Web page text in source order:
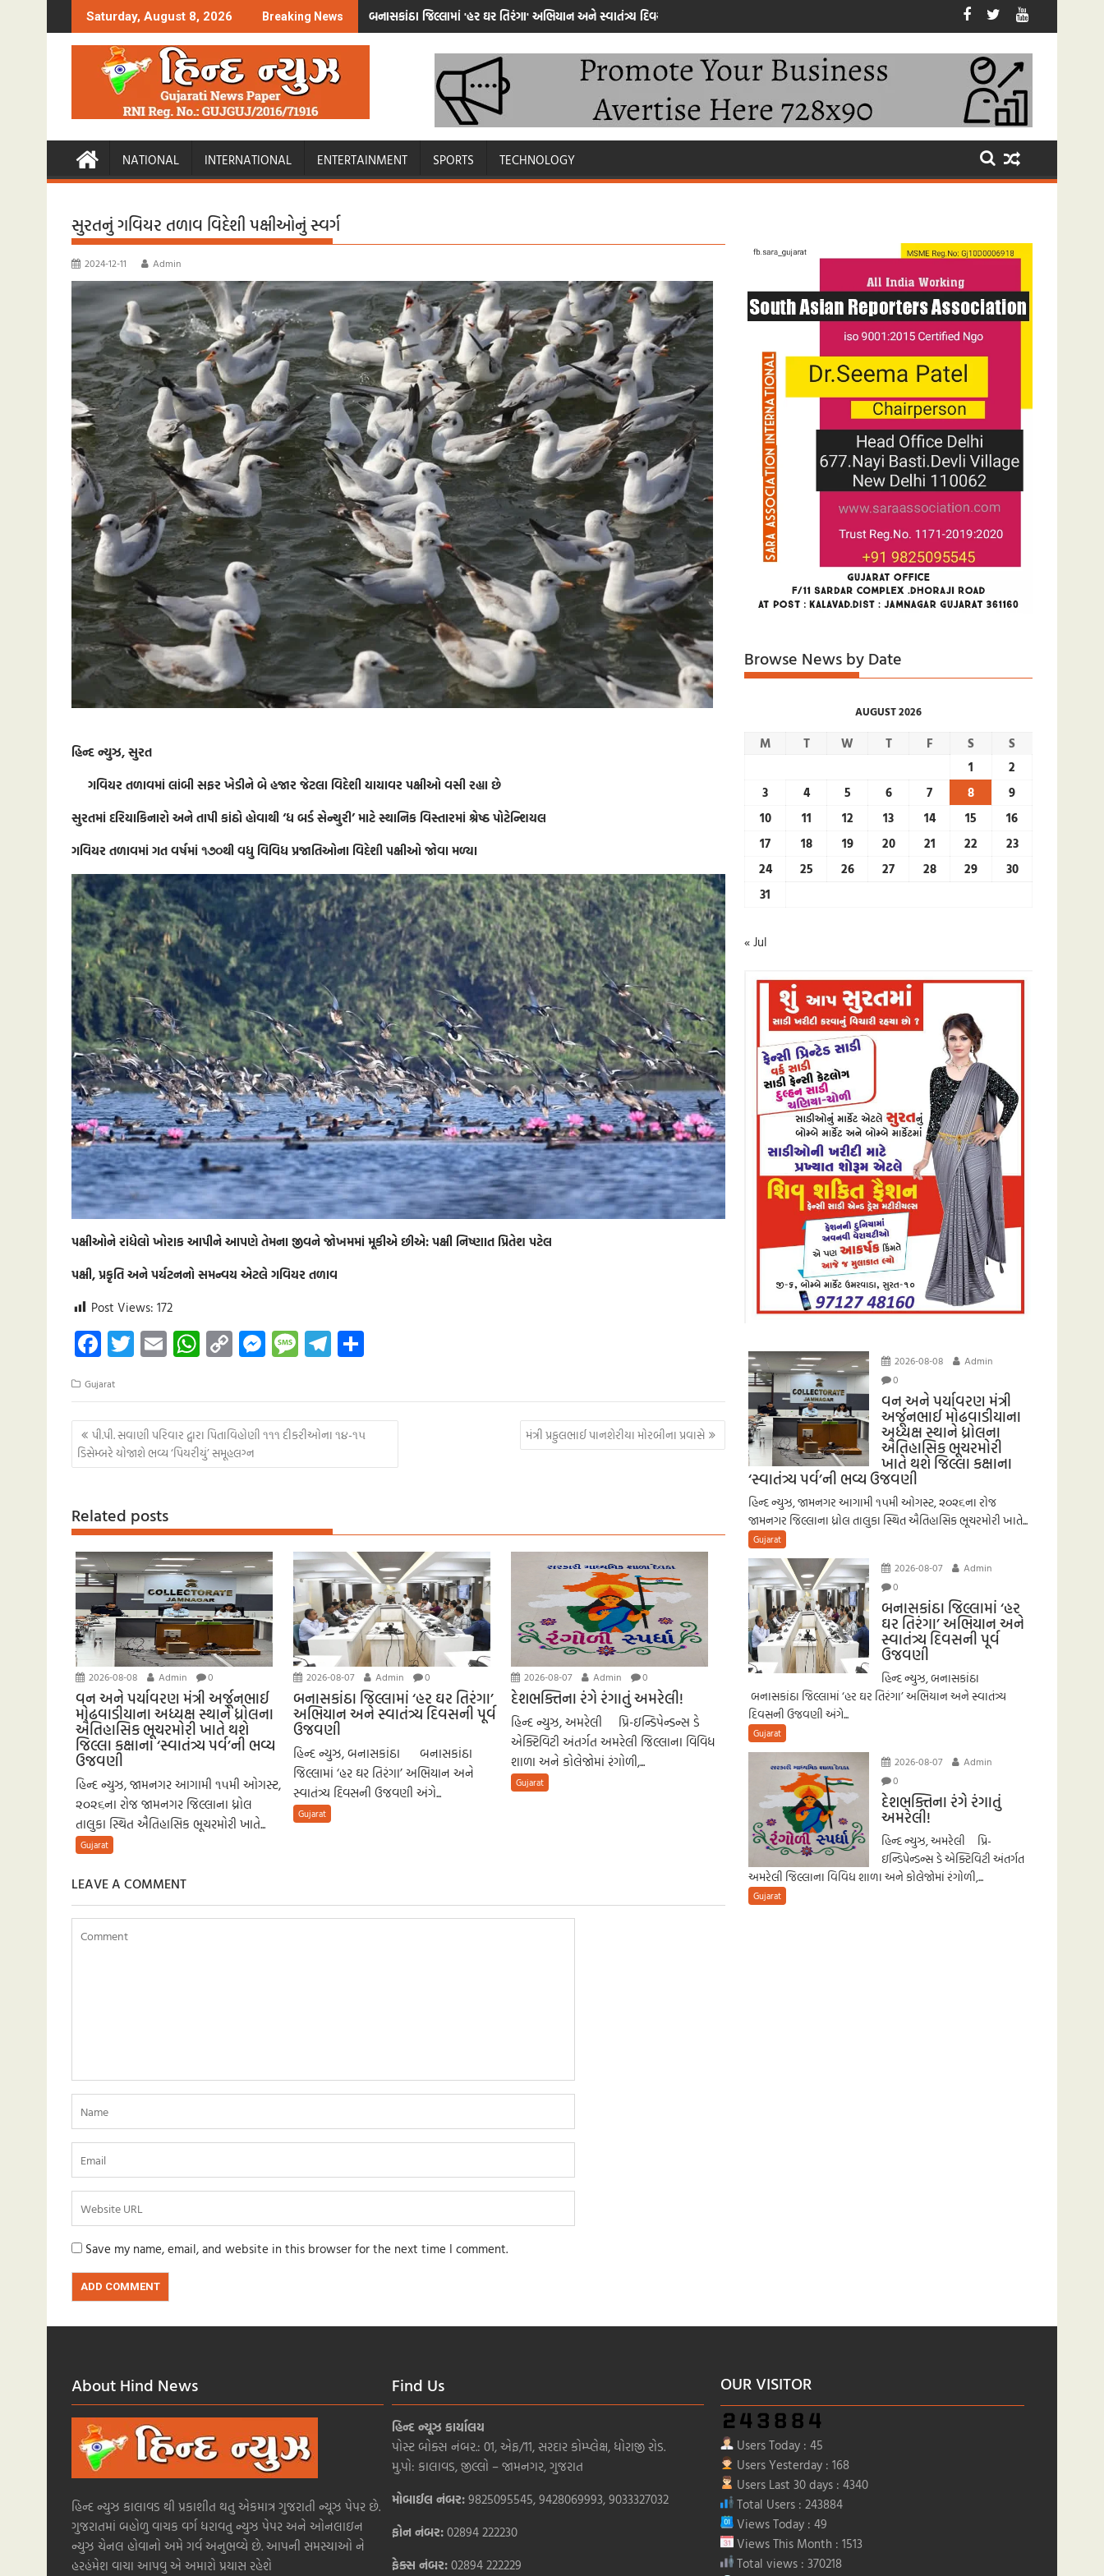
to
content
Saturday, August 8, 2026 Breaking News બનાસકાંઠા જિલ્લામાં 'હર ઘર તિરંગા' અભિયાન અને સ્વાતંત્ર્ય દિવસની પૂર્વ ઉજવણી
NATIONAL INTERNATIONAL ENTERTAINMENT SPORTS TECHNOLOGY
સુરતનું ગવિયર તળાવ વિદેશી પક્ષીઓનું સ્વર્ગ
2024-12-11 Admin
હિન્દ ન્યુઝ, સુરત
ગવિયર તળાવમાં લાંબી સફર ખેડીને બે હજાર જેટલા વિદેશી યાયાવર પક્ષીઓ વસી રહ્યા છે
સુરતમાં દરિયાકિનારો અને તાપી કાંઠો હોવાથી ‘ધ બર્ડ સેન્ચુરી’ માટે સ્થાનિક વિસ્તારમાં શ્રેષ્ઠ પોટેન્શિયલ
ગવિયર તળાવમાં ગત વર્ષમાં ૧૭૦થી વધુ વિવિધ પ્રજાતિઓના વિદેશી પક્ષીઓ જોવા મળ્યા
પક્ષીઓને રાંધેલો ખોરાક આપીને આપણે તેમના જીવને જોખમમાં મૂકીએ છીએ: પક્ષી નિષ્ણાત પ્રિતેશ પટેલ
પક્ષી, પ્રકૃતિ અને પર્યટનનો સમન્વય એટલે ગવિયર તળાવ
Post Views: 172
Fa
ce
b
o
o
k
T
wi
tt
er
E
m
ail
W
h
at
s
A
p
C
o
p
y
Li
nk
M
es
se
n
g
er
M
es
sa
g
e
Te
le
gr
a
m
ar
e
Gujarat
Post
navigation
પી.પી. સવાણી પરિવાર દ્વારા પિતાવિહોણી ૧૧૧ દીકરીઓના ૧૪-૧૫
ડિસેમ્બરે યોજાશે ભવ્ય ‘પિયરીયું’ સમૂહલગ્ન
મંત્રી પ્રફુલભાઈ પાનશેરીયા મોરબીના પ્રવાસે
Related posts
2026-08-08 Admin 0
વન અને પર્યાવરણ મંત્રી અર્જૂનભાઈ
મોઢવાડીયાના અધ્યક્ષ સ્થાને ધ્રોલના
ઐતિહાસિક ભૂચરમોરી ખાતે થશે
જિલ્લા કક્ષાના ‘સ્વાતંત્ર્ય પર્વ’ની ભવ્ય
ઉજવણી
હિન્દ ન્યુઝ, જામનગર આગામી ૧૫મી ઓગસ્ટ,
૨૦૨૬ના રોજ જામનગર જિલ્લાના ધ્રોલ
તાલુકા સ્થિત ઐતિહાસિક ભૂચરમોરી ખાતે...
Gujarat
2026-08-07 Admin 0
બનાસકાંઠા જિલ્લામાં ‘હર ઘર તિરંગા’
અભિયાન અને સ્વાતંત્ર્ય દિવસની પૂર્વ
ઉજવણી
હિન્દ ન્યુઝ, બનાસકાંઠા બનાસકાંઠા
જિલ્લામાં ‘હર ઘર તિરંગા’ અભિયાન અને
સ્વાતંત્ર્ય દિવસની ઉજવણી અંગે...
Gujarat
2026-08-07 Admin 0
દેશભક્તિના રંગે રંગાતું અમરેલી!
હિન્દ ન્યુઝ, અમરેલી પ્રિ-ઇન્ડિપેન્ડન્સ ડે
એક્ટિવિટી અંતર્ગત અમરેલી જિલ્લાના વિવિધ
શાળા અને કોલેજોમાં રંગોળી,...
Gujarat
LEAVE A COMMENT
Save my name, email, and website in this browser for the next time I comment.
Browse News by Date
AUGUST 2026
M T W T F S
S
1
2
3
4 5 6 7 8
9
10
11 12 13 14 15
16
17
18 19 20 21 22
23
24
25 26 27 28 29
30
31
« Jul
2026-08-08
Admin
0
વન અને પર્યાવરણ મંત્રી
અર્જૂનભાઈ મોઢવાડીયાના
અધ્યક્ષ સ્થાને ધ્રોલના
ઐતિહાસિક ભૂચરમોરી
ખાતે થશે જિલ્લા કક્ષાના
‘સ્વાતંત્ર્ય પર્વ’ની ભવ્ય ઉજવણી
હિન્દ ન્યુઝ, જામનગર આગામી ૧૫મી ઓગસ્ટ, ૨૦૨૬ના રોજ
જામનગર જિલ્લાના ધ્રોલ તાલુકા સ્થિત ઐતિહાસિક ભૂચરમોરી ખાતે...
Gujarat
2026-08-07
Admin
0
બનાસકાંઠા જિલ્લામાં ‘હર
ઘર તિરંગા’ અભિયાન અને
સ્વાતંત્ર્ય દિવસની પૂર્વ
ઉજવણી
હિન્દ ન્યુઝ, બનાસકાંઠા
બનાસકાંઠા જિલ્લામાં ‘હર ઘર તિરંગા’ અભિયાન અને સ્વાતંત્ર્ય
દિવસની ઉજવણી અંગે...
Gujarat
2026-08-07
Admin
0
દેશભક્તિના રંગે રંગાતું
અમરેલી!
હિન્દ ન્યુઝ, અમરેલી પ્રિ-
ઇન્ડિપેન્ડન્સ ડે એક્ટિવિટી અંતર્ગત
અમરેલી જિલ્લાના વિવિધ શાળા અને કોલેજોમાં રંગોળી,...
Gujarat
About Hind News
હિન્દ ન્યુઝ કાલાવડ થી પ્રકાશીત થતુ એકમાત્ર ગુજરાતી ન્યૂઝ પેપર છે.
ગુજરાતમાં બહોળુ વાચક વર્ગ ધરાવતુ ન્યુઝ પેપર અને ઓનલાઇન
ન્યુઝ ચેનલ હોવાનો અમે ગર્વ અનુભવ્યે છે. આપની સમસ્યાઓ ને
હરહંમેશ વાચા આપવુ એ અમારો પ્રયાસ રહેશે
Find Us
હિન્દ ન્યૂઝ કાર્યાલય
પોસ્ટ બોક્સ નંબર.: 01, એફ/11, સરદાર કોમ્પ્લેક્ષ, ધોરાજી રોડ.
મુ.પો: કાલાવડ, જીલ્લો – જામનગર, ગુજરાત
મોબાઈલ નંબર:9825095545, 9428069993, 9033327032
ફોન નંબર:02894 222230
ફેક્સ નંબર:02894 222229
OUR VISITOR
Users Today : 45
Users Yesterday : 168
Users Last 30 days : 4340
Total Users : 243884
Views Today : 49
Views This Month : 1513
Total views : 370218